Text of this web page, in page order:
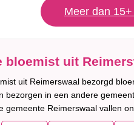
Meer dan
bloemist uit
uit Reimerswaal bezorgd
bezorgen in een andere
gemeente Reimerswaal vallen